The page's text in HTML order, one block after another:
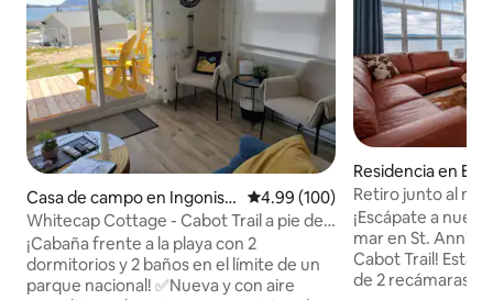
Casa de campo en Ingonish
Beach
Calificación promedio: 4.99 de
4.99 (100)
Whitecap Cottage - Cabot Trail a pie de
playa
¡Cabaña frente a la playa con 2
dormitorios y 2 baños en el límite de un
parque nacional! ✅Nueva y con aire
Residencia en
Retiro junto al
¡Escápate a
mar en St. Ann's
Cabot Trail! Esta
de 2 recámaras